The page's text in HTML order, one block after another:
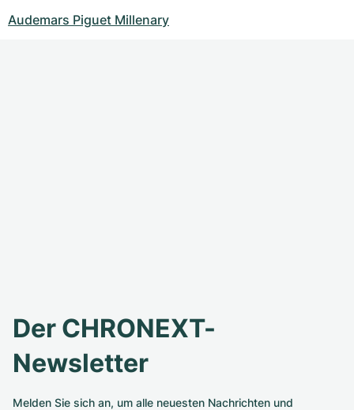
Audemars Piguet Millenary
Der CHRONEXT-
Newsletter
Melden Sie sich an, um alle neuesten Nachrichten und